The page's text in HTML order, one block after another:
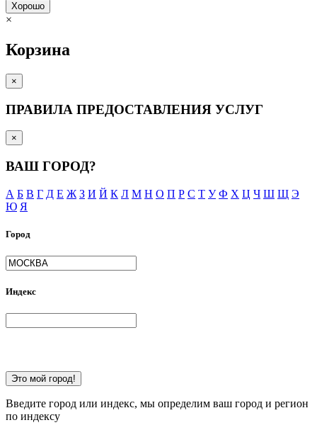
Хорошо
×
Корзина
×
ПРАВИЛА ПРЕДОСТАВЛЕНИЯ УСЛУГ
×
ВАШ ГОРОД?
А Б В Г Д Е Ж З И Й К Л М Н О П Р С Т У Ф Х Ц Ч Ш Щ Э
Ю Я
Город
Индекс
Это мой город!
Введите город или индекс, мы определим ваш город и регион
по индексу